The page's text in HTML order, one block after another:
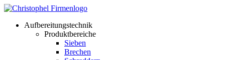
Aufbereitungstechnik
Produktbereiche
Sieben
Brechen